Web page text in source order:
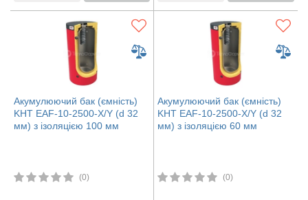
Акумулюючий бак (ємність)
KHT EAF-10-2500-X/Y (d 32
мм) з ізоляцією 100 мм
(0)
Акумулюючий бак (ємність)
KHT EAF-10-2500-X/Y (d 32
мм) з ізоляцією 60 мм
(0)